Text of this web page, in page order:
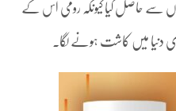
سے حاصل کیا کیونکہ رومی اس کے
دنیا میں کاشت ہونے لگا۔